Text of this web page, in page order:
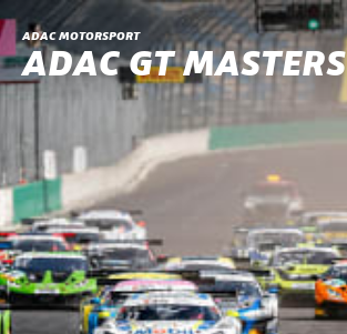
ADAC MOTORSPORT
ADAC GT MASTERS